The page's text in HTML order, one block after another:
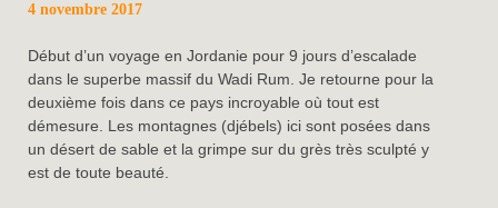
4 novembre 2017
Début d’un voyage en Jordanie pour 9 jours d’escalade
dans le superbe massif du Wadi Rum. Je retourne pour la
deuxième fois dans ce pays incroyable où tout est
démesure. Les montagnes (djébels) ici sont posées dans
un désert de sable et la grimpe sur du grès très sculpté y
est de toute beauté.